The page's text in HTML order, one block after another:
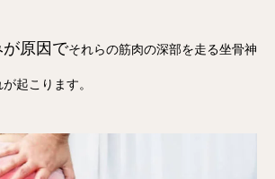
が原因でそれらの筋肉の深部を走る坐骨神
起こります。